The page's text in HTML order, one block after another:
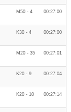
M50 - 4 00:27:00
K30 - 4 00:27:00
M20 - 35 00:27:01
K20 - 9 00:27:04
K20 - 10 00:27:14